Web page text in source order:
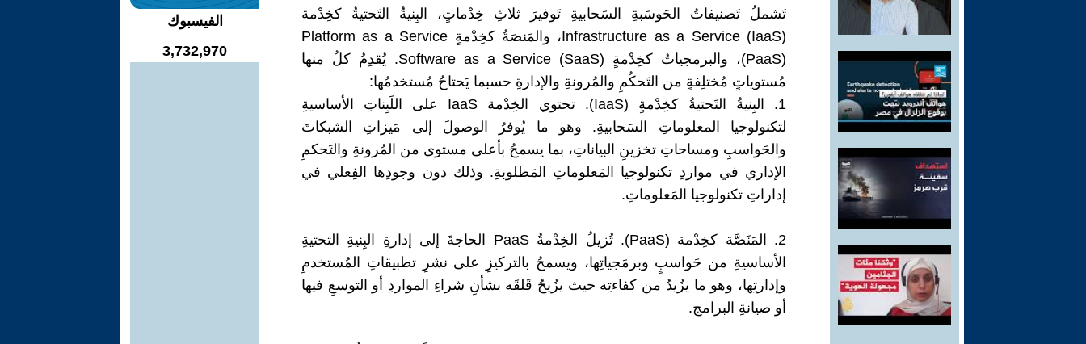
تَشملُ تَصنيفاتُ الحَوسَبةِ السَحابيةِ تَوفيرَ ثلاثِ خِدْماتٍ، البِنيةُ التَحتيةُ كخِدْمة
Infrastructure as a Service (IaaS)، والمَنصَةُ كخِدْمةٍ Platform as a Service
(PaaS)، والبرمجياتُ كخِدْمةٍ Software as a Service (SaaS). يُقدِمُ كلٌ منها
مُستوياتٍ مُختلِفةٍ من التَحكُمِ والمُرونةِ والإدارةِ حسبما يَحتاجُ مُستخدمُها:
1. البِنيةُ التَحتيةُ كخِدْمةٍ (IaaS). تحتوي الخِدْمة IaaS على اللَبِناتِ الأساسيةِ
لتكنولوجيا المعلوماتِ السَحابيةِ. وهو ما يُوفرُ الوصولَ إلى مَيزاتِ الشبكاتَ
والحَواسبِ ومساحاتِ تخزينِ البياناتِ، بما يسمحُ بأعلى مستوى من المُرونةِ والتَحكمِ
الإداري في مواردِ تكنولوجيا المَعلوماتِ المَطلوبةِ. وذلك دون وجودِها الفِعلي في
إداراتِ تكنولوجيا المَعلوماتِ.
2. المَنَصَّة كخِدْمة (PaaS). تُزيلُ الخِدْمةُ PaaS الحاجةَ إلى إدارةِ البِنيةِ التحتيةِ
الأساسيةِ من حَواسبٍ وبرمَجياتِها، ويسمحُ بالتركيزِ على نشرِ تطبيقاتِ المُستخدمِ
وإدارتِها، وهو ما يزُيدُ من كفاءتِه حيث يزُيحُ قَلقَه بشأنِ شراءِ المواردِ أو التوسعِ فيها
أو صيانةِ البرامج.
الفيسبوك
3,732,970